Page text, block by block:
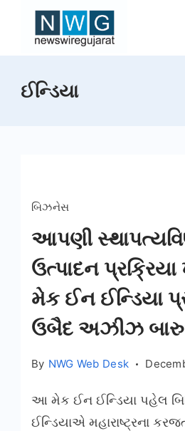
Wire
ઈન્ડિયા
બિઝનેસ
આપણી
ઉત્પાદન પ્રક્રિયા
મેક ઈન ઈન્ડિયા
ઉબૈદ અઝીઝ
By NWG Web Desk
આ મેક ઈન ઈન્ડિયા પહેલ
ઈન્ડિયાએ મહારાષ્ટ્રના